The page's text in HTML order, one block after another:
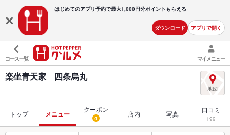
はじめてのアプリ予約で最大1,000円分ポイントもらえる
ダウンロード アプリで開く
コース一覧 マイメニュー
楽坐青天家 四条烏丸
トップ メニュー
クーポン
4 店内 写真 口コミ
199